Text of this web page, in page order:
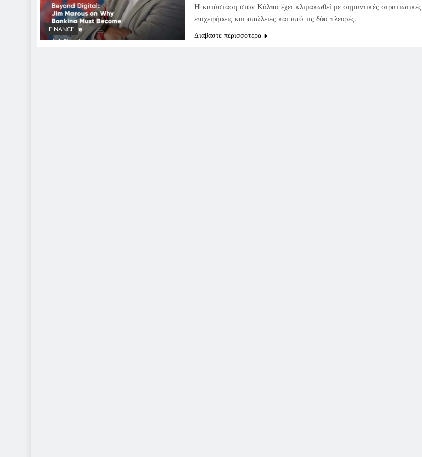
FINANCE
Η κατάσταση στον Κόλπο έχει κλιμακωθεί με σημαντικές στρατιωτικές
επιχειρήσεις και απώλειες και από τις δύο πλευρές.
Διαβάστε περισσότερα